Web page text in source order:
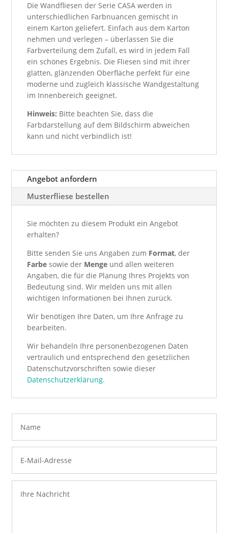
Die Wandfliesen der Serie CASA werden in
unterschiedlichen Farbnuancen gemischt in
einem Karton geliefert. Einfach aus dem Karton
nehmen und verlegen – überlassen Sie die
Farbverteilung dem Zufall, es wird in jedem Fall
ein schönes Ergebnis. Die Fliesen sind mit ihrer
glatten, glänzenden Oberfläche perfekt für eine
moderne und zugleich klassische Wandgestaltung
im Innenbereich geeignet.
Hinweis: Bitte beachten Sie, dass die
Farbdarstellung auf dem Bildschirm abweichen
kann und nicht verbindlich ist!
Angebot anfordern
Musterfliese bestellen
Sie möchten zu diesem Produkt ein Angebot
erhalten?
Bitte senden Sie uns Angaben zum Format, der
Farbesowie der Menge und allen weiteren
Angaben, die für die Planung Ihres Projekts von
Bedeutung sind. Wir melden uns mit allen
wichtigen Informationen bei Ihnen zurück.
Wir benötigen Ihre Daten, um Ihre Anfrage zu
bearbeiten.
Wir behandeln Ihre personenbezogenen Daten
vertraulich und entsprechend den gesetzlichen
Datenschutzvorschriften sowie dieser
Datenschutzerklärung.